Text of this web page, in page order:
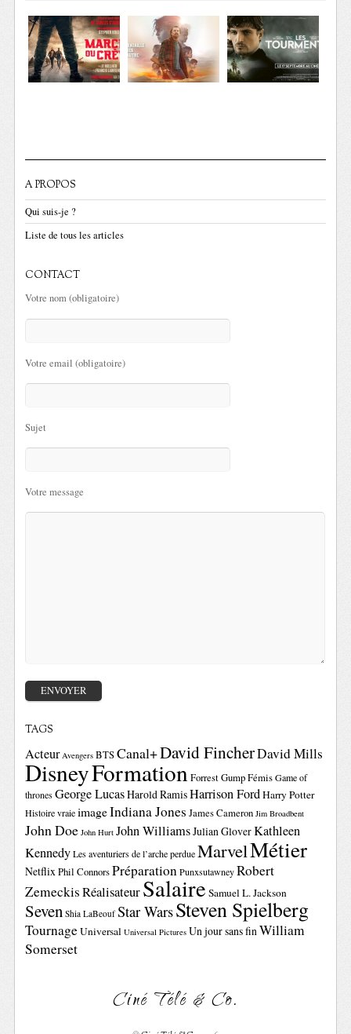
A PROPOS
Qui suis-je ?
Liste de tous les articles
CONTACT
Votre nom (obligatoire)
Votre email (obligatoire)
Sujet
Votre message
TAGS
Acteur Avengers BTSCanal+David FincherDavid Mills
DisneyFormationForrest GumpFémis Game of
thrones George LucasHarold RamisHarrison FordHarry Potter
Histoire vraie imageIndiana Jones James Cameron Jim Broadbent
John Doe John Hurt John WilliamsJulian GloverKathleen
Kennedy Les aventuriers de l’arche perdue MarvelMétier
NetflixPhil ConnorsPréparation Punxsutawney Robert
ZemeckisRéalisateurSalaire Samuel L. Jackson
Seven Shia LaBeouf Star WarsSteven Spielberg
TournageUniversal Universal Pictures Un jour sans finWilliam
Somerset
Ciné Télé & Co.